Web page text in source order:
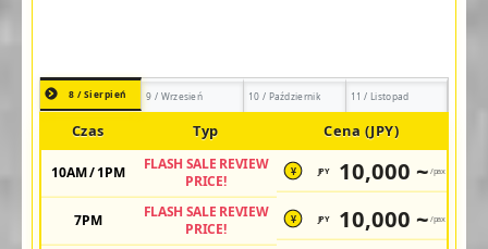
8 / Sierpień 9 / Wrzesień 10 / Październik 11 / Listopad
Czas Typ Cena (JPY)
10AM / 1PM
FLASH SALE REVIEW
PRICE!
¥ JPY 10,000 ~ /pax
7PM
FLASH SALE REVIEW
PRICE!
¥ JPY 10,000 ~ /pax